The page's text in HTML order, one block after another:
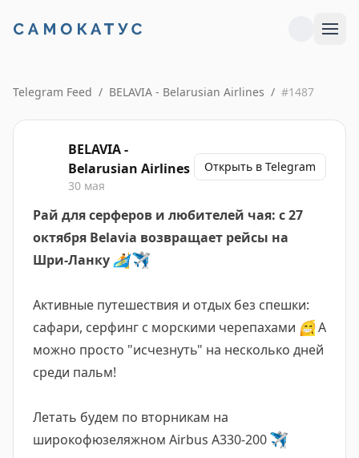
Telegram Feed / BELAVIA - Belarusian Airlines / #1487
BELAVIA -
Belarusian Airlines
30 мая
Открыть в Telegram
Рай для серферов и любителей чая: с 27
октября Belavia возвращает рейсы на
Шри-Ланку 🏄✈️
Активные путешествия и отдых без спешки:
сафари, серфинг с морскими черепахами 😁А
можно просто "исчезнуть" на несколько дней
среди пальм!
Летать будем по вторникам на
широкофюзеляжном Airbus A330-200✈️